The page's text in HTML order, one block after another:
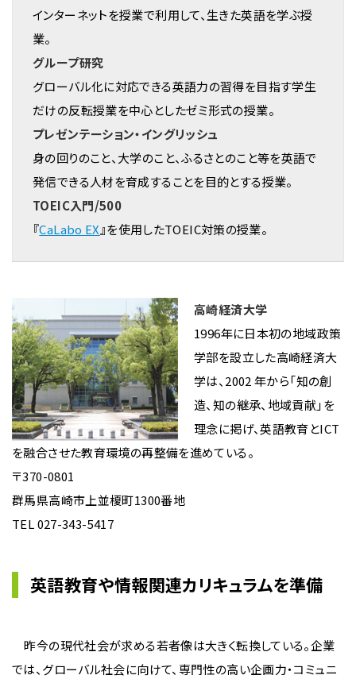
インターネットを授業で利用して、生きた英語を学ぶ授
業。
グループ研究
グローバル化に対応できる英語力の習得を目指す学生
だけの反転授業を中心としたゼミ形式の授業。
プレゼンテーション・イングリッシュ
身の回りのこと、大学のこと、ふるさとのこと等を英語で
発信できる人材を育成することを目的とする授業。
TOEIC入門/500
『CaLabo EX』を使用したTOEIC対策の授業。
高崎経済大学
1996年に日本初の地域政策
学部を設立した高崎経済大
学は、2002 年から「知の創
造、知の継承、地域貢献」を
理念に掲げ、英語教育とICT
を融合させた教育環境の再整備を進めている。
〒370-0801
群馬県高崎市上並榎町1300番地
TEL 027-343-5417
英語教育や情報関連カリキュラムを準備
昨今の現代社会が求める若者像は大きく転換している。企業
では、グローバル社会に向けて、専門性の高い企画力・コミュニ